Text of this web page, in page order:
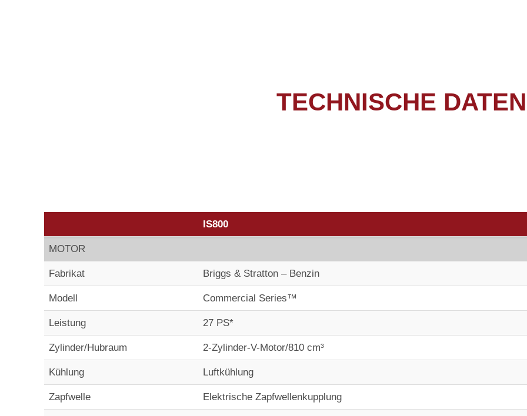
TECHNISCHE DATEN
IS800
MOTOR
Fabrikat Briggs & Stratton – Benzin
Modell Commercial Series™
Leistung 27 PS*
Zylinder/Hubraum 2-Zylinder-V-Motor/810 cm³
Kühlung Luftkühlung
Zapfwelle Elektrische Zapfwellenkupplung